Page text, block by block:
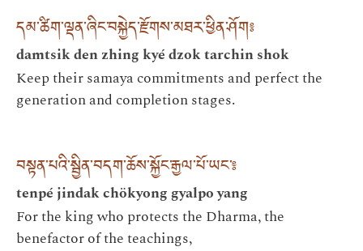
དམ་ཚིག་ལྡན་ཞིང་བསྐྱེད་རྫོགས་མཐར་ཕྱིན་ཤོག༔
damtsik den zhing kyé dzok tarchin shok
Keep their samaya commitments and perfect the
generation and completion stages.
བསྟན་པའི་སྦྱིན་བདག་ཆོས་སྐྱོང་རྒྱལ་པོ་ཡང་༔
tenpé jindak chökyong gyalpo yang
For the king who protects the Dharma, the
benefactor of the teachings,